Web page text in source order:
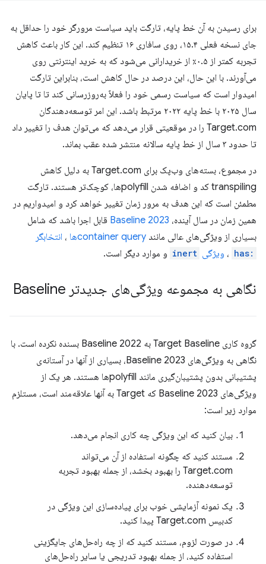
برای رسیدن به آن خط پایه، تارگت باید سیاست مرورگر خود را حداقل به
جای نسخه فعلی ۱۵.۴، روی سافاری ۱۶ تنظیم کند. این کار باعث کاهش
تجربه کمتر از ۰.۵٪ از خریدارانی می‌شود که به خرید اینترنتی روی
می‌آورند. با این حال، این درصد در حال کاهش است، بنابراین تارگت
امیدوار است که سیاست رسمی خود را فعلاً به‌روزرسانی کند تا تا پایان
سال ۲۰۲۵ با خط پایه ۲۰۲۲ مرتبط باشد. این امر توسعه‌دهندگان
Target.com را در موقعیتی قرار می‌دهد که می‌توان هدف را تغییر داد
تا حدود ۳ سال از خط پایه سالانه منتشر شده عقب بماند.
در مجموع، بسته‌های وب‌پک برای Target.com به دلیل کاهش
transpiling کد و اضافه شدن polyfillها، کوچک‌تر هستند. تارگت
مطمئن است که این هدف به مرور زمان تغییر خواهد کرد و امیدواریم در
همین زمان در سال آینده، Baseline 2023 قابل اجرا باشد که شامل
بسیاری از ویژگی‌های عالی مانند container queryها ، انتخابگر
:has ، ویژگی inert و موارد دیگر است.
نگاهی به مجموعه ویژگی‌های جدیدتر Baseline
گروه کاری Target Baseline به Baseline 2022 بسنده نکرده است. با
نگاهی به ویژگی‌های Baseline 2023، بسیاری از آنها در آستانه‌ی
پشتیبانی بدون پشتیبان‌گیری مانند polyfillها هستند. هر یک از
ویژگی‌های Baseline 2023 که Target به آنها علاقه‌مند است، مستلزم
موارد زیر است:
بیان کنید که این ویژگی چه کاری انجام می‌دهد.
مستند کنید که چگونه استفاده از آن می‌تواند
Target.com را بهبود بخشد، از جمله بهبود تجربه
توسعه‌دهنده.
یک نمونه آزمایشی خوب برای پیاده‌سازی این ویژگی در
کدبیس Target.com پیدا کنید.
در صورت لزوم، مستند کنید که از چه راه‌حل‌های جایگزینی
استفاده کنید، از جمله بهبود تدریجی یا سایر راه‌حل‌های